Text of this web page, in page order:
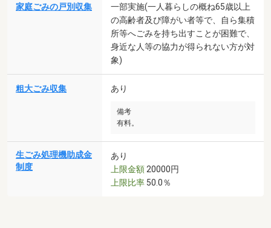
家庭ごみの戸別収集
一部実施(一人暮らしの概ね65歳以上
の高齢者及び障がい者等で、自ら集積
所等へごみを持ち出すことが困難で、
身近な人等の協力が得られない方が対
象)
粗大ごみ収集 あり
備考
有料。
生ごみ処理機助成金
制度
あり
上限金額 20000円
上限比率 50.0％